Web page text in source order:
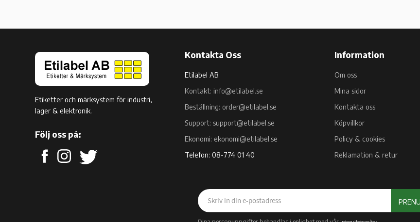
Etiketter och märksystem för industri,
lager & elektronik.
Följ oss på:
Kontakta Oss
Etilabel AB
Kontakt: info@etilabel.se
Beställning: order@etilabel.se
Support: support@etilabel.se
Ekonomi: ekonomi@etilabel.se
Telefon: 08-774 01 40
Information
Om oss
Mina sidor
Kontakta oss
Köpvillkor
Policy & cookies
Reklamation & retur